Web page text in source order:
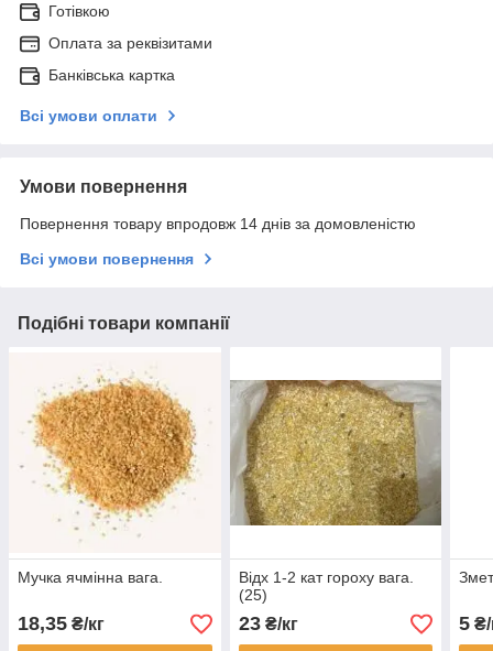
Готівкою
Оплата за реквізитами
Банківська картка
Всі умови оплати
Умови повернення
Повернення товару впродовж 14 днів за домовленістю
Всі умови повернення
Подібні товари компанії
Мучка ячмінна вага.
18,35 ₴/кг
Відх 1-2 кат гороху вага.
(25)
23₴/кг 5 ₴/